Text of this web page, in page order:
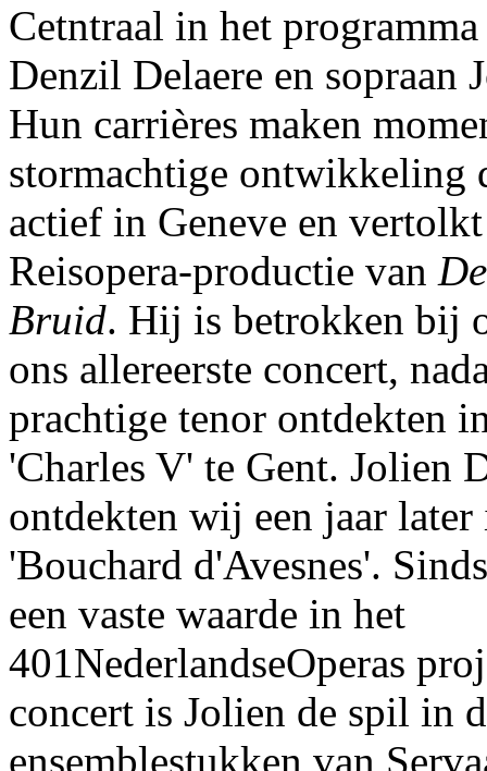
Cetntraal in het
Denzil Delaere en sopraan
Hun carrières maken
stormachtige ontwikkeling
actief in Geneve en
Reisopera-productie van
Bruid. Hij is betrokken bij
ons allereerste concert,
prachtige tenor ontdekten
'Charles V' te Gent. Jolien
ontdekten wij een jaar
'Bouchard d'Avesnes'.
een vaste waarde in het
401NederlandseOperas
concert is Jolien de spil in
ensemblestukken van